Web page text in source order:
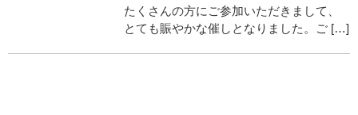
たくさんの方にご参加いただきまして、
とても賑やかな催しとなりました。ご […]